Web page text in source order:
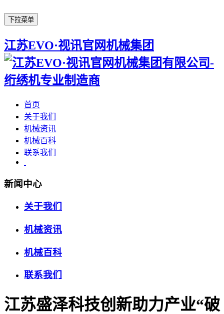
下拉菜单
江苏EVO·视讯官网机械集团
首页
关于我们
机械资讯
机械百科
联系我们
新闻中心
关于我们
机械资讯
机械百科
联系我们
江苏盛泽科技创新助力产业“破